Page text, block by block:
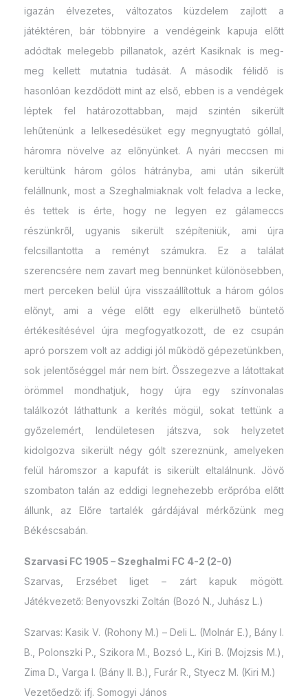
igazán élvezetes, változatos küzdelem zajlott a
játéktéren, bár többnyire a vendégeink kapuja előtt
adódtak melegebb pillanatok, azért Kasiknak is meg-
meg kellett mutatnia tudását. A második félidő is
hasonlóan kezdődött mint az első, ebben is a vendégek
léptek fel határozottabban, majd szintén sikerült
lehűtenünk a lelkesedésüket egy megnyugtató góllal,
háromra növelve az előnyünket. A nyári meccsen mi
kerültünk három gólos hátrányba, ami után sikerült
felállnunk, most a Szeghalmiaknak volt feladva a lecke,
és tettek is érte, hogy ne legyen ez gálameccs
részünkről, ugyanis sikerült szépíteniük, ami újra
felcsillantotta a reményt számukra. Ez a találat
szerencsére nem zavart meg bennünket különösebben,
mert perceken belül újra visszaállítottuk a három gólos
előnyt, ami a vége előtt egy elkerülhető büntető
értékesítésével újra megfogyatkozott, de ez csupán
apró porszem volt az addigi jól működő gépezetünkben,
sok jelentőséggel már nem bírt. Összegezve a látottakat
örömmel mondhatjuk, hogy újra egy színvonalas
találkozót láthattunk a kerítés mögül, sokat tettünk a
győzelemért, lendületesen játszva, sok helyzetet
kidolgozva sikerült négy gólt szereznünk, amelyeken
felül háromszor a kapufát is sikerült eltalálnunk. Jövő
szombaton talán az eddigi legnehezebb erőpróba előtt
állunk, az Előre tartalék gárdájával mérkőzünk meg
Békéscsabán.
Szarvasi FC 1905 – Szeghalmi FC 4-2 (2-0)
Szarvas, Erzsébet liget – zárt kapuk mögött.
Játékvezető: Benyovszki Zoltán (Bozó N., Juhász L.)
Szarvas: Kasik V. (Rohony M.) – Deli L. (Molnár E.), Bány I.
B., Polonszki P., Szikora M., Bozsó L., Kiri B. (Mojzsis M.),
Zima D., Varga I. (Bány II. B.), Furár R., Styecz M. (Kiri M.)
Vezetőedző: ifj. Somogyi János